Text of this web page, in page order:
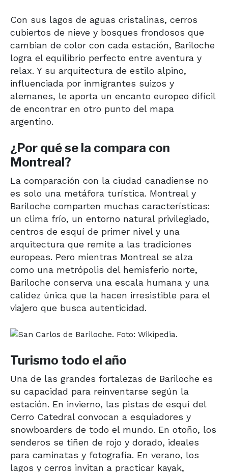
Con sus lagos de aguas cristalinas, cerros
cubiertos de nieve y bosques frondosos que
cambian de color con cada estación, Bariloche
logra el equilibrio perfecto entre aventura y
relax. Y su arquitectura de estilo alpino,
influenciada por inmigrantes suizos y
alemanes, le aporta un encanto europeo difícil
de encontrar en otro punto del mapa
argentino.
¿Por qué se la compara con
Montreal?
La comparación con la ciudad canadiense no
es solo una metáfora turística. Montreal y
Bariloche comparten muchas características:
un clima frío, un entorno natural privilegiado,
centros de esquí de primer nivel y una
arquitectura que remite a las tradiciones
europeas. Pero mientras Montreal se alza
como una metrópolis del hemisferio norte,
Bariloche conserva una escala humana y una
calidez única que la hacen irresistible para el
viajero que busca autenticidad.
Turismo todo el año
Una de las grandes fortalezas de Bariloche es
su capacidad para reinventarse según la
estación. En invierno, las pistas de esquí del
Cerro Catedral convocan a esquiadores y
snowboarders de todo el mundo. En otoño, los
senderos se tiñen de rojo y dorado, ideales
para caminatas y fotografía. En verano, los
lagos y cerros invitan a practicar kayak,